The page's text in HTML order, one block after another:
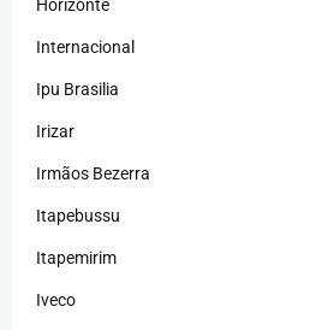
Horizonte
Internacional
Ipu Brasilia
Irizar
Irmãos Bezerra
Itapebussu
Itapemirim
Iveco